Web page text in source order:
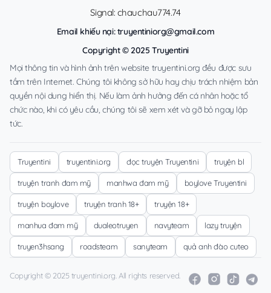
Signal: chauchau774.74
Email khiếu nại:truyentiniorg@gmail.com
Copyright © 2025 Truyentini
Mọi thông tin và hình ảnh trên website truyentini.org đều được sưu
tầm trên Internet. Chúng tôi không sở hữu hay chịu trách nhiệm bản
quyền nội dung hiển thị. Nếu làm ảnh hưởng đến cá nhân hoặc tổ
chức nào, khi có yêu cầu, chúng tôi sẽ xem xét và gỡ bỏ ngay lập
tức.
Truyentini truyentini.org đọc truyện Truyentini truyện bl
truyện tranh đam mỹ manhwa đam mỹ boylove Truyentini
truyện boylove truyện tranh 18+ truyện 18+
manhua đam mỹ dualeotruyen navyteam lazy truyện
truyen3hsang roadsteam sanyteam quả anh đào cuteo
Copyright © 2025 truyentini.org. All rights reserved.